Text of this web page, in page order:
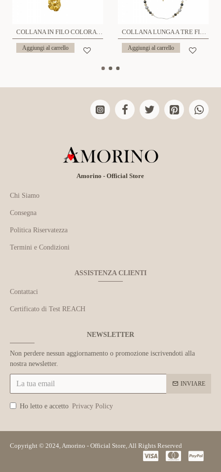
COLLANA IN FILO COLORATO CON CHARMS - YNK241504A999
Aggiungi al carrello
COLLANA LUNGA A TRE FILI CON PIETRE E CIONDOLO SOLE - YY25164C634
Aggiungi al carrello
Amorino - Official Store
Chi Siamo
Consegna
Politica Riservatezza
Termini e Condizioni
ASSISTENZA CLIENTI
Contattaci
Certificato di Test REACH
NEWSLETTER
Non perdere nessun aggiornamento o promozione iscrivendoti alla
nostra newsletter.
INVIARE
Ho letto e accetto Privacy Policy
Copyright © 2024, Amorino - Official Store, All Rights Reserved